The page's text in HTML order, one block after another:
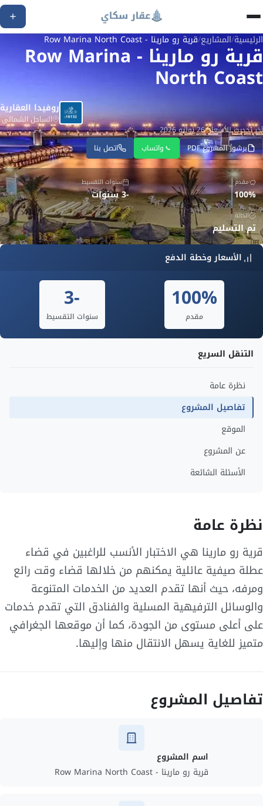
الرئيسية/المشاريع/قرية رو مارينا - Row Marina North Coast
قرية رو مارينا - Row Marina
North Coast
برشور المشروع PDF واتساب اتصل بنا
آخر تحديث للأسعار: 26 يوليو 2026
روفيدا العقارية
الساحل الشمالى
مقدم
100%
سنوات التقسيط
-3 سنوات
الحالة
تم التسليم
نظرة عامة
قرية رو مارينا هي الاختبار الأنسب للراغبين في قضاء
عطلة صيفية عائلية يمكنهم من خلالها قضاء وقت رائع
ومرفه، حيث أنها تقدم العديد من الخدمات المتنوعة
والوسائل الترفيهية المسلية والفنادق التي تقدم خدمات
على أعلى مستوى من الجودة، كما أن موقعها الجغرافي
متميز للغاية يسهل الانتقال منها وإليها.
تفاصيل المشروع
اسم المشروع
قرية رو مارينا - Row Marina North Coast
التنقل السريع
نظرة عامة
تفاصيل المشروع
الموقع
عن المشروع
الأسئلة الشائعة
الأسعار وخطة الدفع
100%
مقدم
-3
سنوات التقسيط